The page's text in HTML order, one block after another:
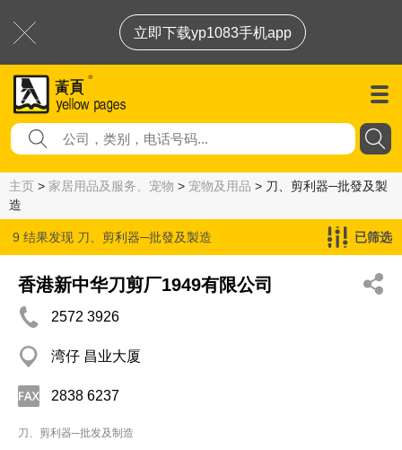
立即下载yp1083手机app
主页 > 家居用品及服务、宠物 > 宠物及用品 > 刀、剪利器─批發及製
造
9 结果发现 刀、剪利器─批發及製造 已筛选
香港新中华刀剪厂1949有限公司
2572 3926
湾仔 昌业大厦
2838 6237
刀、剪利器─批发及制造